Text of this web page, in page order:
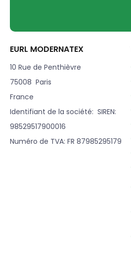
EURL MODERNATEX
10 Rue de Penthièvre
75008 Paris
France
Identifiant de la société: SIREN:
98529517900016
Numéro de TVA: FR 87985295179